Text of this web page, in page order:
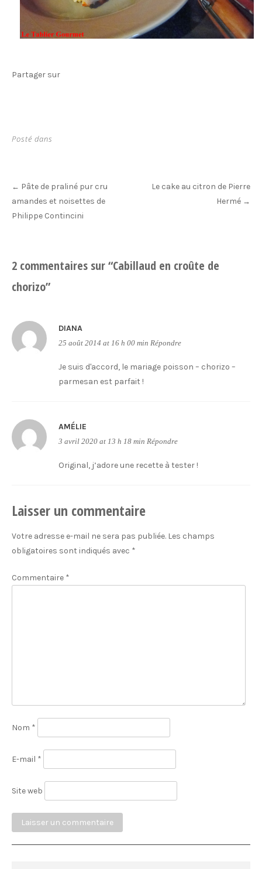
Partager sur
Posté dans
Post
navigation
← Pâte de praliné pur cru
amandes et noisettes de
Philippe Contincini
Le cake au citron de Pierre
Hermé →
2 commentaires sur “Cabillaud en croûte de
chorizo”
DIANA
25 août 2014 at 16 h 00 min Répondre
Je suis d'accord, le mariage poisson – chorizo –
parmesan est parfait !
AMÉLIE
3 avril 2020 at 13 h 18 min Répondre
Original, j’adore une recette à tester !
Laisser un commentaire
Votre adresse e-mail ne sera pas publiée. Les champs
obligatoires sont indiqués avec *
Commentaire *
Nom *
E-mail *
Site web